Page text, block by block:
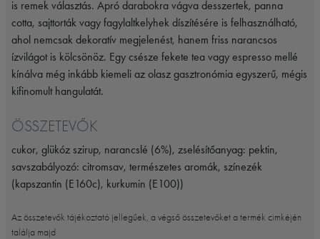
is remek választás. Apró darabokra vágva desszertek, panna
cotta, sajttorták vagy fagylaltkelyhek díszítésére is felhasználható,
ahol nemcsak dekoratív megjelenést, hanem friss narancsos
ízvilágot is kölcsönöz. Egy csésze fekete tea vagy espresso mellé
kínálva még inkább kiemeli az olasz gasztronómia egyszerű, mégis
kifinomult hangulatát.
ÖSSZETEVŐK
cukor, glükóz szirup, narancslé (6%), zselésítőanyag: pektin,
savszabályozó: citromsav, természetes aromák, színezék
(kapszantin (E160c), kurkumin (E100))
Az összetevők tájékoztató jellegűek, a végső összetevőket a termék cimkéjén
találja majd